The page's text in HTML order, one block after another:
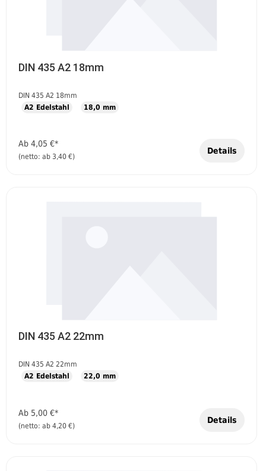
DIN 435 A2 18mm
DIN 435 A2 18mm
A2 Edelstahl
18,0 mm
Ab 4,05 €*
(netto: ab 3,40 €)
Details
DIN 435 A2 22mm
DIN 435 A2 22mm
A2 Edelstahl
22,0 mm
Ab 5,00 €*
(netto: ab 4,20 €)
Details